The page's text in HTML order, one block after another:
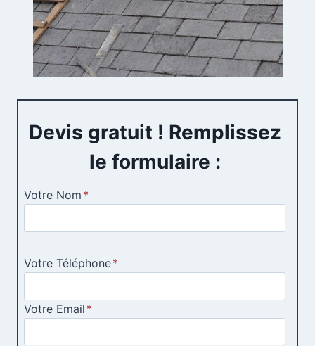
Devis gratuit ! Remplissez
le formulaire :
Votre Nom *
Votre Téléphone*
Votre Email *